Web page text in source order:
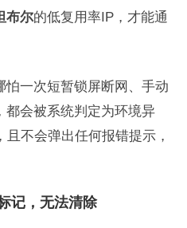
布尔的低复用率IP，才能通
怕一次短暂锁屏断网、手动
都会被系统判定为环境异
不会弹出任何报错提示，
记，无法清除